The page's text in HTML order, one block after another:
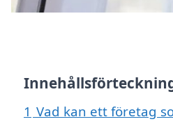
1 Vad kan ett företag